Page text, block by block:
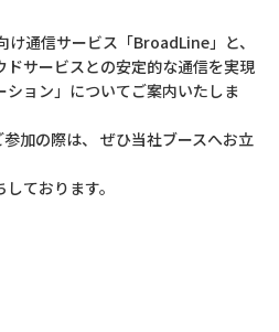
け通信サービス「BroadLine」と、
ドサービスとの安定的な通信を実現
ョン」についてご案内いたしま
加の際は、 ぜひ当社ブースへお立
ております。